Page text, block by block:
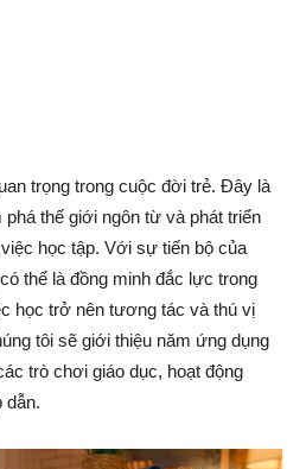
trọng trong cuộc đời trẻ. Đây là
phá thế giới ngôn từ và phát triển
học tập. Với sự tiến bộ của
thể là đồng minh đắc lực trong
học trở nên tương tác và thú vị
tôi sẽ giới thiệu năm ứng dụng
trò chơi giáo dục, hoạt động
dẫn.